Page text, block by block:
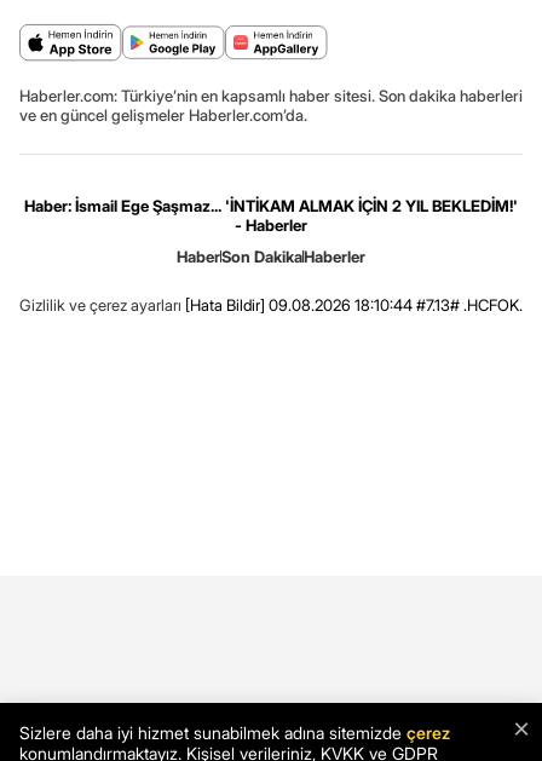
Haberler.com: Türkiye’nin en kapsamlı haber sitesi. Son dakika haberleri
ve en güncel gelişmeler Haberler.com’da.
Haber: İsmail Ege Şaşmaz... 'İNTİKAM ALMAK İÇİN 2 YIL BEKLEDİM!'
- Haberler
HaberSon DakikaHaberler
Gizlilik ve çerez ayarları [Hata Bildir] 09.08.2026 18:10:44 #7.13# .HCFOK.
×
Sizlere daha iyi hizmet sunabilmek adına sitemizde çerez
konumlandırmaktayız. Kişisel verileriniz, KVKK ve GDPR